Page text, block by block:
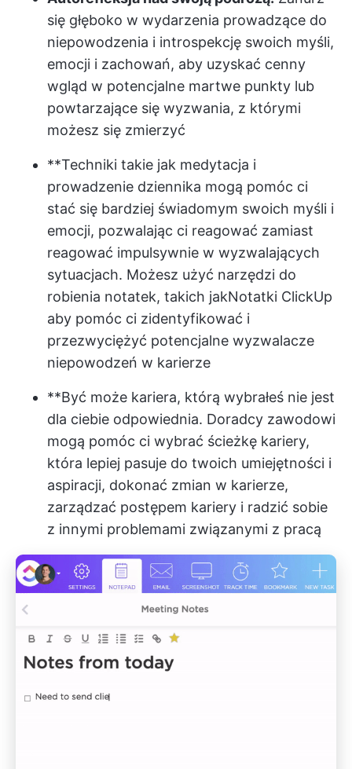
się głęboko w wydarzenia prowadzące do
niepowodzenia i introspekcję swoich myśli,
emocji i zachowań, aby uzyskać cenny
wgląd w potencjalne martwe punkty lub
powtarzające się wyzwania, z którymi
możesz się zmierzyć
**Techniki takie jak medytacja i
prowadzenie dziennika mogą pomóc ci
stać się bardziej świadomym swoich myśli i
emocji, pozwalając ci reagować zamiast
reagować impulsywnie w wyzwalających
sytuacjach. Możesz użyć narzędzi do
robienia notatek, takich jakNotatki ClickUp
aby pomóc ci zidentyfikować i
przezwyciężyć potencjalne wyzwalacze
niepowodzeń w karierze
**Być może kariera, którą wybrałeś nie jest
dla ciebie odpowiednia. Doradcy zawodowi
mogą pomóc ci wybrać ścieżkę kariery,
która lepiej pasuje do twoich umiejętności i
aspiracji, dokonać zmian w karierze,
zarządzać postępem kariery i radzić sobie
z innymi problemami związanymi z pracą